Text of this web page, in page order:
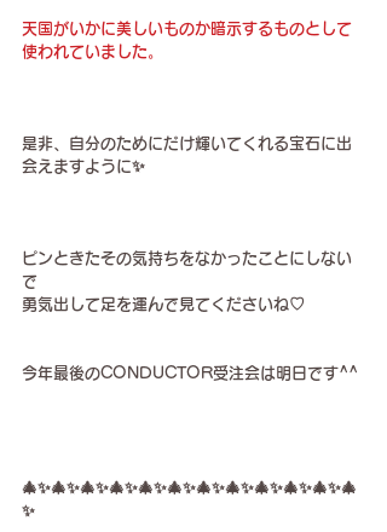
天国がいかに美しいものか暗示するものとして
使われていました。
是非、自分のためにだけ輝いてくれる宝石に出
会えますように✨
ピンときたその気持ちをなかったことにしない
で
勇気出して足を運んで見てくださいね♡
今年最後のCONDUCTOR受注会は明日です^^
🎄✨🎄✨🎄✨🎄✨🎄✨🎄✨🎄✨🎄✨🎄✨🎄✨🎄✨🎄
✨